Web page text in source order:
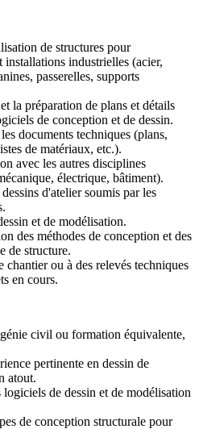
de structures pour
installations industrielles (acier,
passerelles, supports
la préparation de plans et détails
de conception et de dessin.
documents techniques (plans,
de matériaux, etc.).
avec les autres disciplines
électrique, bâtiment).
d'atelier soumis par les
et de modélisation.
des méthodes de conception et des
de structure.
chantier ou à des relevés techniques
en cours.
civil ou formation équivalente,
pertinente en dessin de
atout.
de dessin et de modélisation
de conception structurale pour